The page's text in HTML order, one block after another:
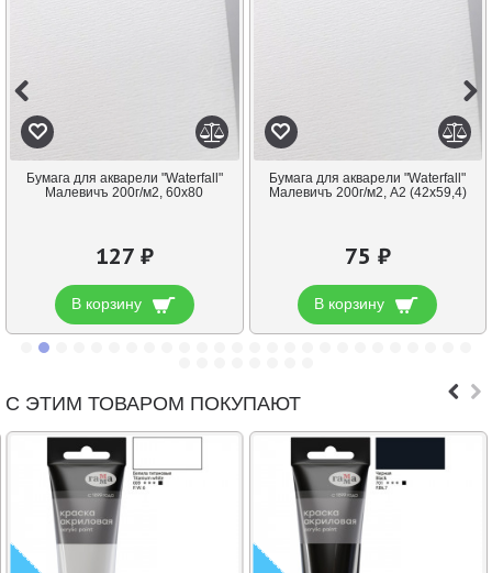
Бумага для акварели "Waterfall"
Малевичъ 200г/м2, 60х80
127 ₽
В корзину
Бумага для акварели "Waterfall"
Малевичъ 200г/м2, А2 (42х59,4)
75 ₽
В корзину
С ЭТИМ ТОВАРОМ ПОКУПАЮТ